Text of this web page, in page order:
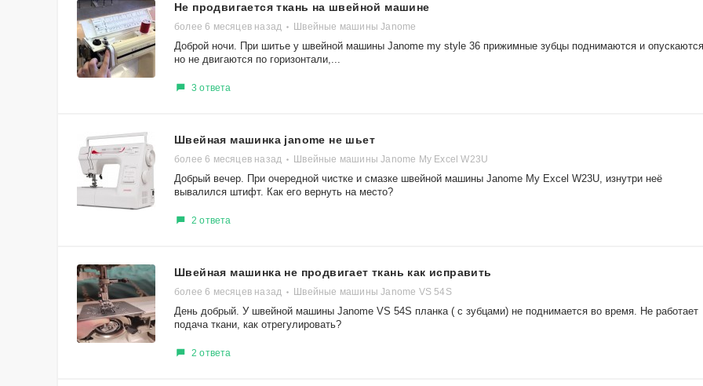
Не продвигается ткань на швейной машине
более 6 месяцев назад Швейные машины Janome
Доброй ночи. При шитье у швейной машины Janome my style 36 прижимные зубцы поднимаются и
но не двигаются по горизонтали,...
3 ответа
Швейная машинка janome не шьет
более 6 месяцев назад Швейные машины Janome My Excel W23U
Добрый вечер. При очередной чистке и смазке швейной машины Janome My Excel W23U, изнутри неё
вывалился штифт. Как его вернуть на место?
2 ответа
Швейная машинка не продвигает ткань как исправить
более 6 месяцев назад Швейные машины Janome VS 54S
День добрый. У швейной машины Janome VS 54S планка ( с зубцами) не поднимается во время. Не работает
подача ткани, как отрегулировать?
2 ответа